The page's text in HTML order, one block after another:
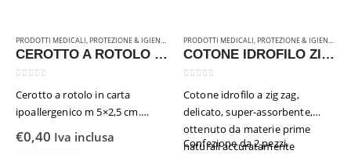
PRODOTTI MEDICALI, PROTEZIONE & IGIENE , RICAMBI & ATTREZZATURE
CEROTTO A ROTOLO IN CARTA IPOALLERGENICO
Cerotto a rotolo in carta
ipoallergenico m 5×2,5 cm.
medicazioni in garza o in
€0,40 Iva inclusa
PRODOTTI MEDICALI, PROTEZIONE & IGIENE ,
COTONE IDROFILO ZIGZAG 50 gr.
Cotone idrofilo a zig zag,
delicato, super-assorbente,
ottenuto da materie prime
naturali accuratamente
Confezione da 2 pezzi.